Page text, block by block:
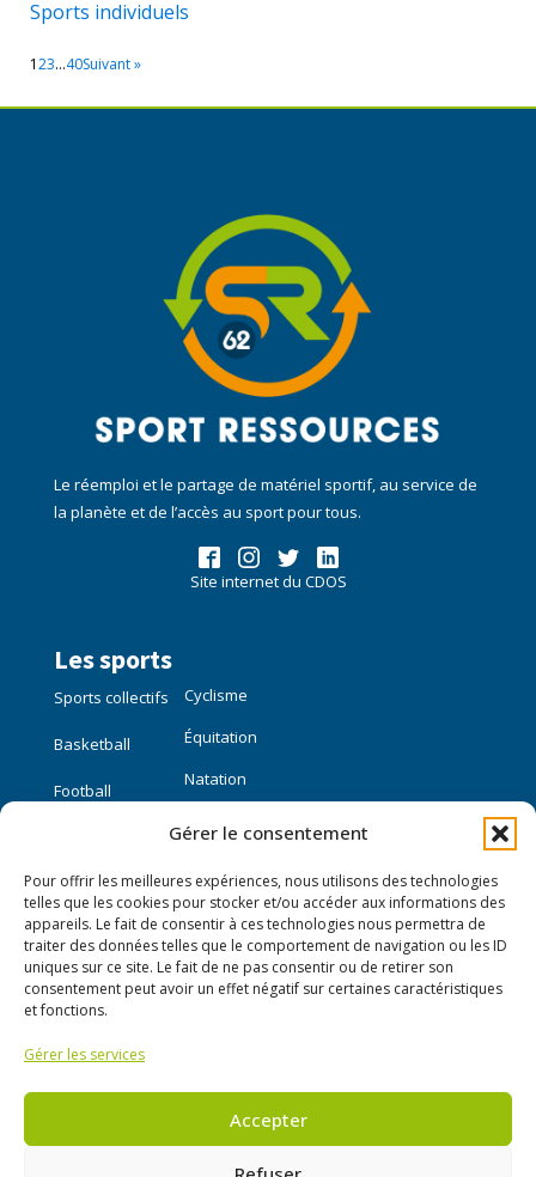
Gérer le consentement
Pour offrir les meilleures expériences, nous utilisons des technologies
telles que les cookies pour stocker et/ou accéder aux informations des
appareils. Le fait de consentir à ces technologies nous permettra de
traiter des données telles que le comportement de navigation ou les ID
uniques sur ce site. Le fait de ne pas consentir ou de retirer son
consentement peut avoir un effet négatif sur certaines caractéristiques
et fonctions.
Gérer les services
Accepter
Sports individuels
123…40Suivant »
Le réemploi et le partage de matériel sportif, au service de
la planète et de l’accès au sport pour tous.
Site internet du CDOS
Les sports
Sports collectifs
Basketball
Football
Sports individuels
Course à pied
Cyclisme
Équitation
Natation
Liens utiles
Mon compte
Nous contacter